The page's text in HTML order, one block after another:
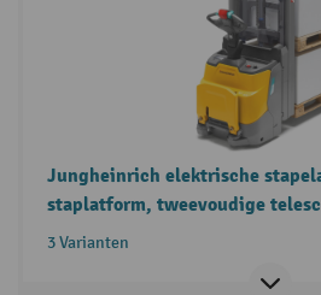
Jungheinrich elektrische
staplatform, tweevoudige
duolift, draagvermogen 1.200 kg
3 Varianten